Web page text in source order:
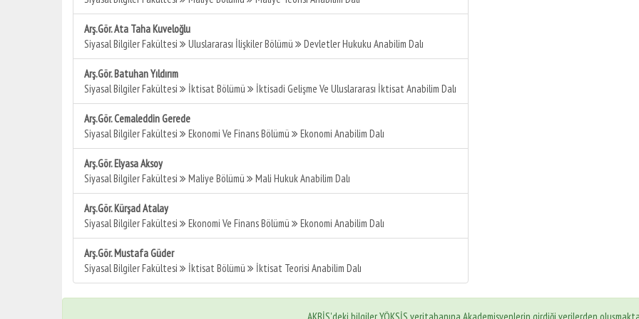
Arş.Gör. Ata Taha Kuveloğlu
Siyasal Bilgiler Fakültesi
Uluslararası İlişkiler Bölümü Devletler Hukuku Anabilim Dalı
Arş.Gör. Batuhan Yıldırım
Siyasal Bilgiler Fakültesi
İktisat Bölümü İktisadi Gelişme Ve Uluslararası İktisat Anabilim Dalı
Arş.Gör. Cemaleddin Gerede
Siyasal Bilgiler Fakültesi
Ekonomi Ve Finans Bölümü Ekonomi Anabilim Dalı
Arş.Gör. Elyasa Aksoy
Siyasal Bilgiler Fakültesi
Maliye Bölümü Mali Hukuk Anabilim Dalı
Arş.Gör. Kürşad Atalay
Siyasal Bilgiler Fakültesi
Ekonomi Ve Finans Bölümü Ekonomi Anabilim Dalı
Arş.Gör. Mustafa Güder
Siyasal Bilgiler Fakültesi
İktisat Bölümü İktisat Teorisi Anabilim Dalı